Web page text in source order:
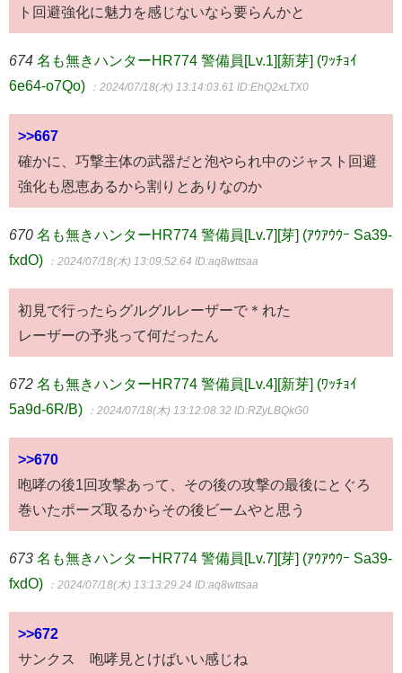
ト回避強化に魅力を感じないなら要らんかと
674 名も無きハンターHR774 警備員[Lv.1][新芽] (ﾜｯﾁｮｲ
6e64-o7Qo)
：2024/07/18(木) 13:14:03.61 ID:EhQ2xLTX0
>>667
確かに、巧撃主体の武器だと泡やられ中のジャスト回避
強化も恩恵あるから割りとありなのか
670 名も無きハンターHR774 警備員[Lv.7][芽] (ｱｳｱｳｳｰ Sa39-
fxdO)
：2024/07/18(木) 13:09:52.64 ID:aq8wttsaa
初見で行ったらグルグルレーザーで＊れた
レーザーの予兆って何だったん
672 名も無きハンターHR774 警備員[Lv.4][新芽] (ﾜｯﾁｮｲ
5a9d-6R/B)
：2024/07/18(木) 13:12:08.32 ID:RZyLBQkG0
>>670
咆哮の後1回攻撃あって、その後の攻撃の最後にとぐろ
巻いたポーズ取るからその後ビームやと思う
673 名も無きハンターHR774 警備員[Lv.7][芽] (ｱｳｱｳｳｰ Sa39-
fxdO)
：2024/07/18(木) 13:13:29.24 ID:aq8wttsaa
>>672
サンクス 咆哮見とけばいい感じね